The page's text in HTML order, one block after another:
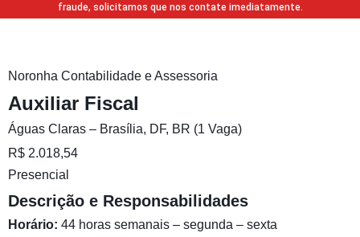
fraude, solicitamos que nos contate imediatamente.
Noronha Contabilidade e Assessoria
Auxiliar Fiscal
Águas Claras – Brasília, DF, BR (1 Vaga)
R$ 2.018,54
Presencial
Descrição e Responsabilidades
Horário: 44 horas semanais – segunda – sexta